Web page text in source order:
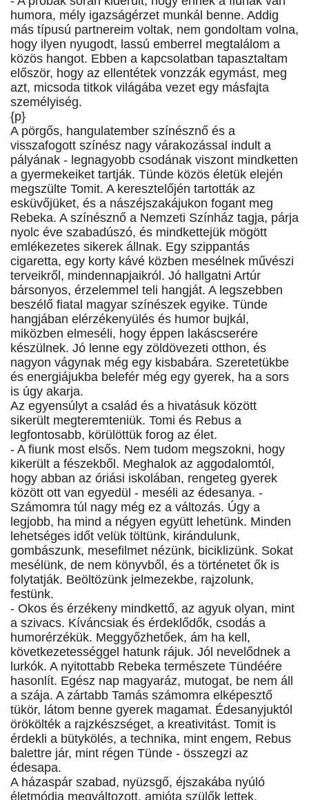
humora, mély igazságérzet munkál benne. Addig
más típusú partnereim voltak, nem gondoltam volna,
hogy ilyen nyugodt, lassú emberrel megtalálom a
közös hangot. Ebben a kapcsolatban tapasztaltam
először, hogy az ellentétek vonzzák egymást, meg
azt, micsoda titkok világába vezet egy másfajta
személyiség.
{p}
A pörgős, hangulatember színésznő és a
visszafogott színész nagy várakozással indult a
pályának - legnagyobb csodának viszont mindketten
a gyermekeiket tartják. Tünde közös életük elején
megszülte Tomit. A keresztelőjén tartották az
esküvőjüket, és a nászéjszakájukon fogant meg
Rebeka. A színésznő a Nemzeti Színház tagja, párja
nyolc éve szabadúszó, és mindkettejük mögött
emlékezetes sikerek állnak. Egy szippantás
cigaretta, egy korty kávé közben mesélnek művészi
terveikről, mindennapjaikról. Jó hallgatni Artúr
bársonyos, érzelemmel teli hangját. A legszebben
beszélő fiatal magyar színészek egyike. Tünde
hangjában elérzékenyülés és humor bujkál,
miközben elmeséli, hogy éppen lakáscserére
készülnek. Jó lenne egy zöldövezeti otthon, és
nagyon vágynak még egy kisbabára. Szeretetükbe
és energiájukba belefér még egy gyerek, ha a sors
is úgy akarja.
Az egyensúlyt a család és a hivatásuk között
sikerült megteremteniük. Tomi és Rebus a
legfontosabb, körülöttük forog az élet.
- A fiunk most elsős. Nem tudom megszokni, hogy
kikerült a fészekből. Meghalok az aggodalomtól,
hogy abban az óriási iskolában, rengeteg gyerek
között ott van egyedül - meséli az édesanya. -
Számomra túl nagy még ez a változás. Úgy a
legjobb, ha mind a négyen együtt lehetünk. Minden
lehetséges időt velük töltünk, kirándulunk,
gombászunk, mesefilmet nézünk, biciklizünk. Sokat
mesélünk, de nem könyvből, és a történetet ők is
folytatják. Beöltözünk jelmezekbe, rajzolunk,
festünk.
- Okos és érzékeny mindkettő, az agyuk olyan, mint
a szivacs. Kíváncsiak és érdeklődők, csodás a
humorérzékük. Meggyőzhetőek, ám ha kell,
következetességgel hatunk rájuk. Jól nevelődnek a
lurkók. A nyitottabb Rebeka természete Tündéére
hasonlít. Egész nap magyaráz, mutogat, be nem áll
a szája. A zártabb Tamás számomra elképesztő
tükör, látom benne gyerek magamat. Édesanyjuktól
örökölték a rajzkészséget, a kreativitást. Tomit is
érdekli a bütykölés, a technika, mint engem, Rebus
balettre jár, mint régen Tünde - összegzi az
édesapa.
A házaspár szabad, nyüzsgő, éjszakába nyúló
életmódja megváltozott, amióta szülők lettek.